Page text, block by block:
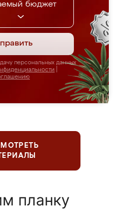
бюджет
персональных данных
планку